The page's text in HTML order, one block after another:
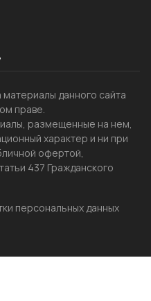
данного сайта
праве.
размещенные на нем,
характер и ни при
офертой,
437 Гражданского
персональных данных